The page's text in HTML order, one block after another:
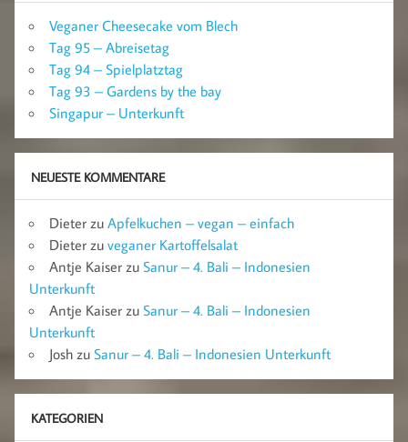
Veganer Cheesecake vom Blech
Tag 95 – Abreisetag
Tag 94 – Spielplatztag
Tag 93 – Gardens by the bay
Singapur – Unterkunft
NEUESTE KOMMENTARE
Dieter zu Apfelkuchen – vegan – einfach
Dieter zu veganer Kartoffelsalat
Antje Kaiser zu Sanur – 4. Bali – Indonesien
Unterkunft
Antje Kaiser zu Sanur – 4. Bali – Indonesien
Unterkunft
Josh zu Sanur – 4. Bali – Indonesien Unterkunft
KATEGORIEN